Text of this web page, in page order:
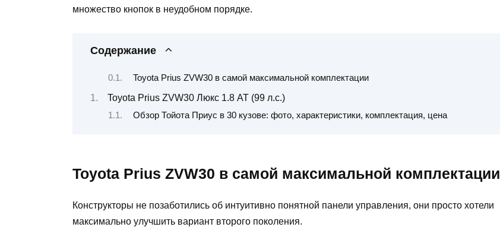
множество кнопок в неудобном порядке.
Содержание
Toyota Prius ZVW30 в самой максимальной комплектации
Toyota Prius ZVW30 Люкс 1.8 AT (99 л.с.)
Обзор Тойота Приус в 30 кузове: фото, характеристики, комплектация, цена
Toyota Prius ZVW30 в самой максимальной комплектации
Конструкторы не позаботились об интуитивно понятной панели управления, они просто хотели
максимально улучшить вариант второго поколения.